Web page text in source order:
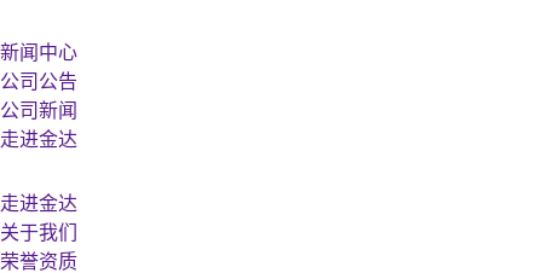
新闻中心
公司公告
公司新闻
走进金达
走进金达
关于我们
荣誉资质